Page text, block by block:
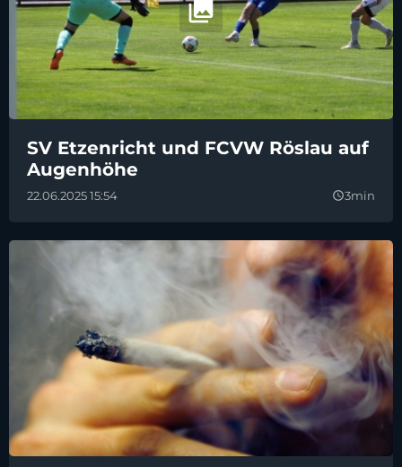
SV Etzenricht und FCVW Röslau auf
Augenhöhe
22.06.2025 15:54 query_builder3min